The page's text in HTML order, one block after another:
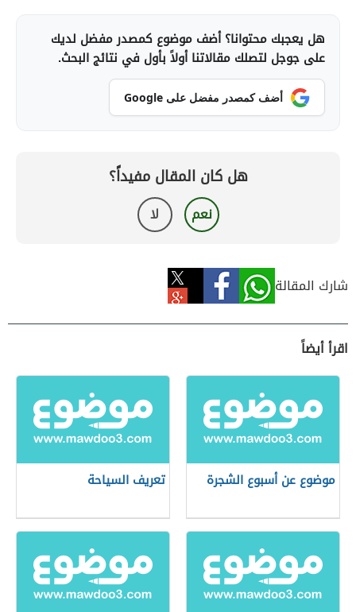
هل يعجبك محتوانا؟ أضف موضوع كمصدر مفضل لديك
على جوجل لتصلك مقالاتنا أولاً بأول في نتائج البحث.
أضف كمصدر مفضل على Google
هل كان المقال مفيداً؟
نعم لا
شارك المقالة
اقرأ أيضاً
موضوع عن أسبوع الشجرة تعريف السياحة